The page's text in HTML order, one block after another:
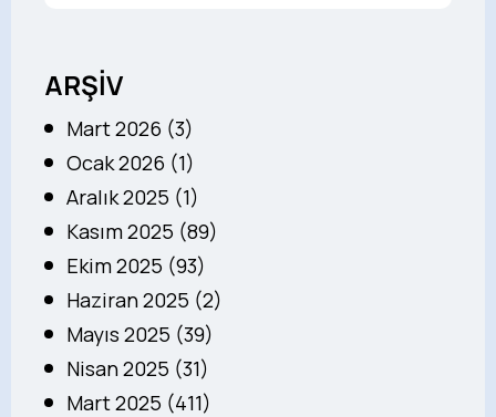
ARŞİV
Mart 2026 (3)
Ocak 2026 (1)
Aralık 2025 (1)
Kasım 2025 (89)
Ekim 2025 (93)
Haziran 2025 (2)
Mayıs 2025 (39)
Nisan 2025 (31)
Mart 2025 (411)